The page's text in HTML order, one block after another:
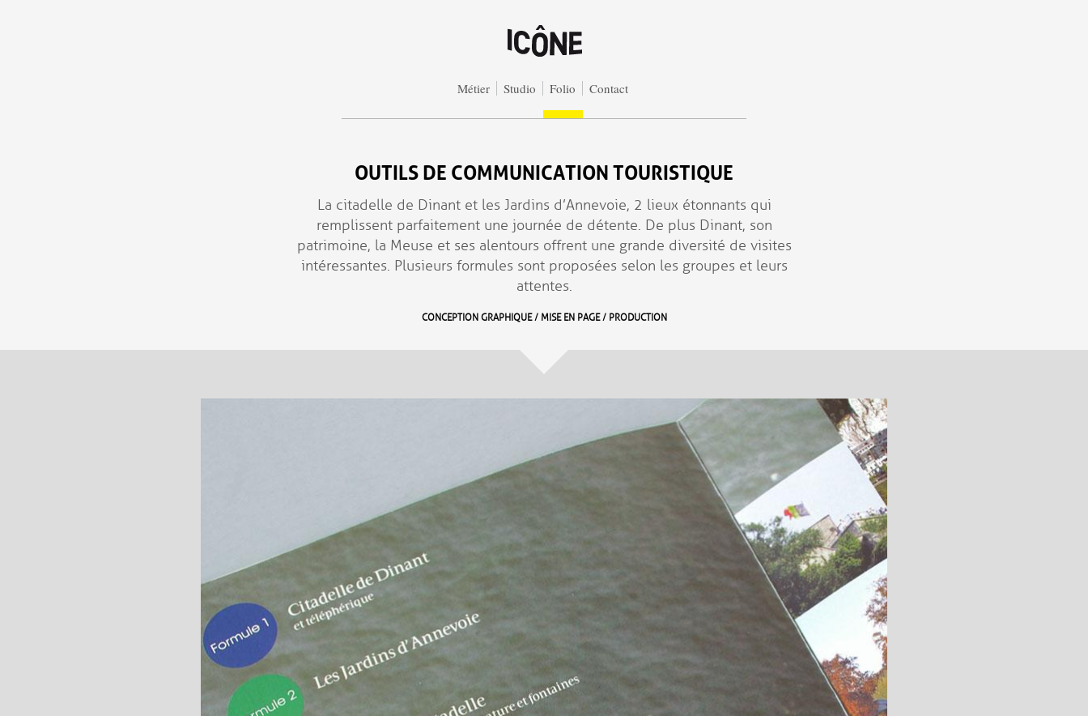
Métier Studio Folio Contact
OUTILS DE COMMUNICATION TOURISTIQUE
La citadelle de Dinant et les Jardins d’Annevoie, 2 lieux étonnants qui
remplissent parfaitement une journée de détente. De plus Dinant, son
patrimoine, la Meuse et ses alentours offrent une grande diversité de visites
intéressantes. Plusieurs formules sont proposées selon les groupes et leurs
attentes.
CONCEPTION GRAPHIQUE / MISE EN PAGE / PRODUCTION